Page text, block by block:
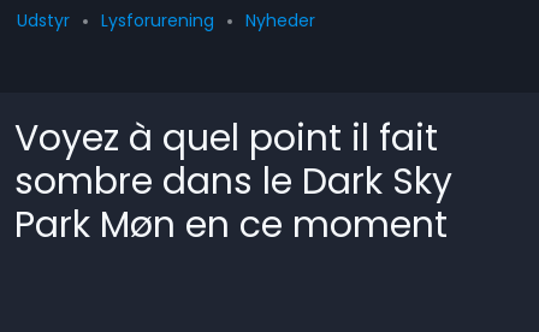
Udstyr Lysforurening Nyheder
Voyez à quel point il fait
sombre dans le Dark Sky
Park Møn en ce moment